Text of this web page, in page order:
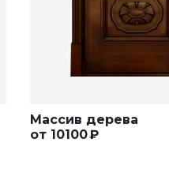
Массив дерева
от 10100₽